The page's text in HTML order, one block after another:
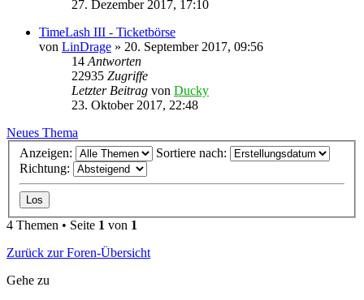
27. Dezember 2017, 17:10
TimeLash III - Ticketbörse
von LinDrage » 20. September 2017, 09:56
14 Antworten
22935 Zugriffe
Letzter Beitrag von Ducky
23. Oktober 2017, 22:48
Neues Thema
Anzeigen:
Sortiere nach:
Richtung:
4 Themen • Seite 1 von 1
Zurück zur Foren-Übersicht
Gehe zu